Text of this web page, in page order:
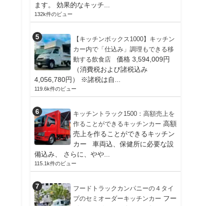
ます。 効果的なキッチ...
132k件のビュー
【キッチンボックス1000】キッチン
カー内で「仕込み」調理もできる移
動する飲食店
価格 3,594,009円
（消費税および諸税込み
4,056,780円） ※諸税は自...
119.6k件のビュー
キッチントラック1500：高額売上を
作ることができるキッチンカー 高額
売上を作ることができるキッチン
カー 車両込、保健所に必要な設
備込み、 さらに、やや...
115.1k件のビュー
フードトラックカンパニーの４タイ
プのセミオーダーキッチンカー フー